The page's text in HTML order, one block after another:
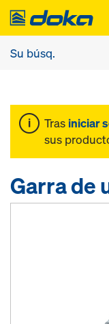
Tras iniciar
sus
Garra de